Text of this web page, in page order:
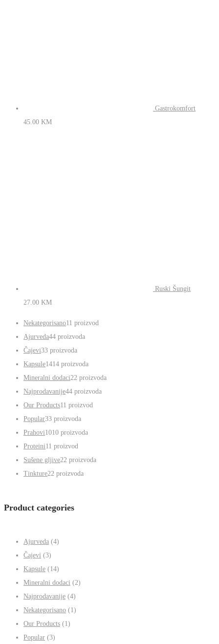
Gastrokomfort
45.00 KM
Ruski Šungit
27.00 KM
Nekategorisano11 proizvod
Ajurveda44 proizvoda
Čajevi33 proizvoda
Kapsule1414 proizvoda
Mineralni dodaci22 proizvoda
Najprodavanije44 proizvoda
Our Products11 proizvod
Popular33 proizvoda
Prahovi1010 proizvoda
Proteini11 proizvod
Sušene gljive22 proizvoda
Tinkture22 proizvoda
Product categories
Ajurveda (4)
Čajevi (3)
Kapsule (14)
Mineralni dodaci (2)
Najprodavanije (4)
Nekategorisano (1)
Our Products (1)
Popular (3)